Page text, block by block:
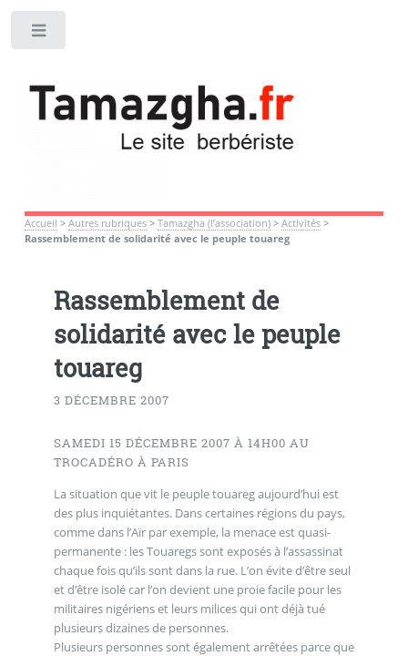
Accueil > Autres rubriques> Tamazgha (l’association)> Activités>
Rassemblement de solidarité avec le peuple touareg
Rassemblement de
solidarité avec le peuple
touareg
3 DÉCEMBRE 2007
SAMEDI 15 DÉCEMBRE 2007 À 14H00 AU
TROCADÉRO À PARIS
La situation que vit le peuple touareg aujourd’hui est
des plus inquiétantes. Dans certaines régions du pays,
comme dans l’Aïr par exemple, la menace est quasi-
permanente : les Touaregs sont exposés à l’assassinat
chaque fois qu’ils sont dans la rue. L’on évite d’être seul
et d’être isolé car l’on devient une proie facile pour les
militaires nigériens et leurs milices qui ont déjà tué
plusieurs dizaines de personnes.
Plusieurs personnes sont également arrêtées parce que